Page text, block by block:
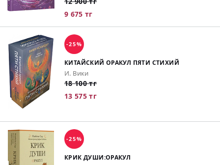
9 675 тг
-25%
КИТАЙСКИЙ ОРАКУЛ ПЯТИ СТИХИЙ
И. Вики
18 100 тг
13 575 тг
-25%
КРИК ДУШИ:ОРАКУЛ